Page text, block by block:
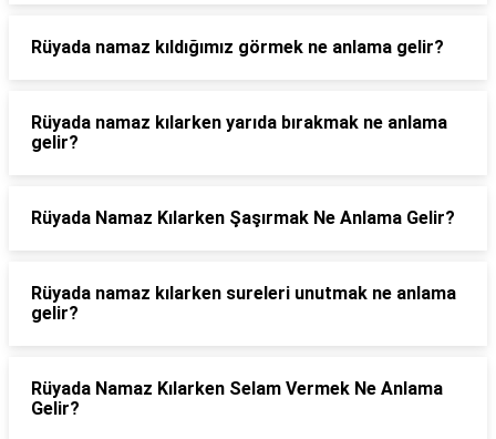
Rüyada namaz kıldığımız görmek ne anlama gelir?
Rüyada namaz kılarken yarıda bırakmak ne anlama
gelir?
Rüyada Namaz Kılarken Şaşırmak Ne Anlama Gelir?
Rüyada namaz kılarken sureleri unutmak ne anlama
gelir?
Rüyada Namaz Kılarken Selam Vermek Ne Anlama
Gelir?